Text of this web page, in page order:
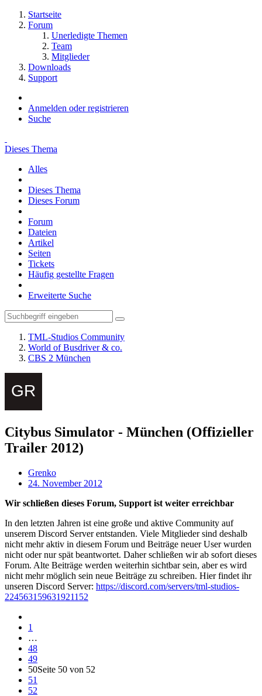
Startseite
Forum
Unerledigte Themen
Team
Mitglieder
Downloads
Support
Anmelden oder registrieren
Suche
Dieses Thema
Alles
Dieses Thema
Dieses Forum
Forum
Dateien
Artikel
Seiten
Tickets
Häufig gestellte Fragen
Erweiterte Suche
TML-Studios Community
World of Busdriver & co.
CBS 2 München
Citybus Simulator - München (Offizieller
Trailer 2012)
Grenko
24. November 2012
Wir schließen dieses Forum, Support ist weiter erreichbar
In den letzten Jahren ist eine große und aktive Community auf
unserem Discord Server entstanden. Viele Mitglieder sind deshalb
nicht mehr aktiv in diesem Forum und Beiträge neuer User wurden
nicht oder nur spät beantwortet. Daher schließen wir ab sofort dieses
Forum. Alte Beiträge werden weiterhin sichtbar sein, aber es wird
nicht mehr möglich sein neue Beiträge zu schreiben. Hier findet ihr
unseren Discord Server: https://discord.com/servers/tml-studios-
224563159631921152
1
…
48
49
50Seite 50 von 52
51
52